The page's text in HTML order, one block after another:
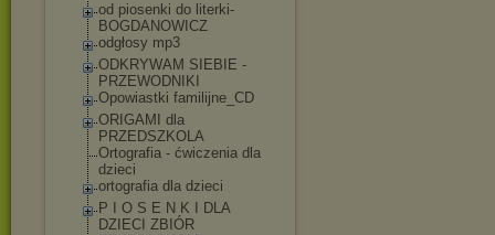
od piosenki do literki-
BOGDANOWICZ
odgłosy mp3
ODKRYWAM SIEBIE -
PRZEWODNIKI
Opowiastki familijne_CD
ORIGAMI dla
PRZEDSZKOLA
Ortografia - ćwiczenia dla
dzieci
ortografia dla dzieci
P I O S E N K I DLA
DZIECI ZBIÓR